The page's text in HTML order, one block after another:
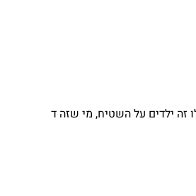
ילדים על השטיח, מי שזה ד